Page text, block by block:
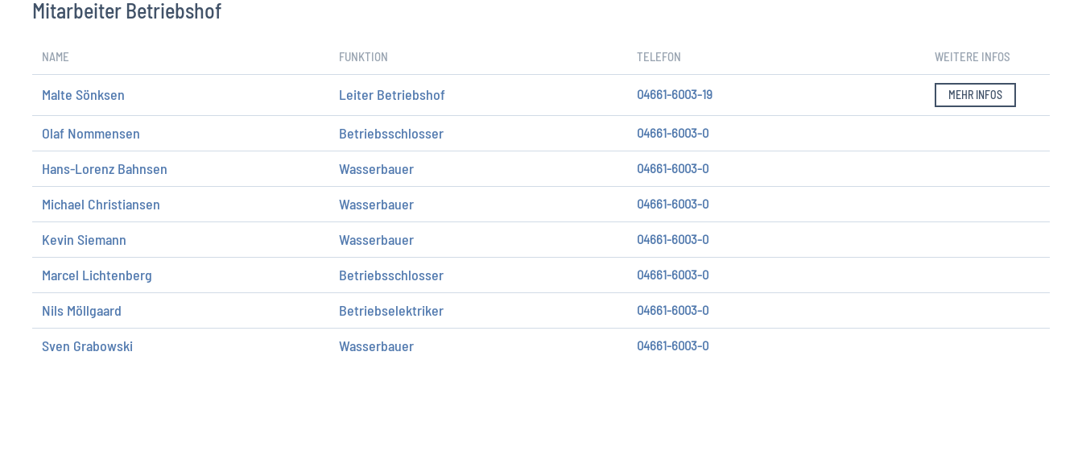
Mitarbeiter Betriebshof
NAME FUNKTION TELEFON WEITERE INFOS
Malte Sönksen Leiter Betriebshof 04661-6003-19 MEHR INFOS
Olaf Nommensen Betriebsschlosser 04661-6003-0
Hans-Lorenz Bahnsen Wasserbauer 04661-6003-0
Michael Christiansen Wasserbauer 04661-6003-0
Kevin Siemann Wasserbauer 04661-6003-0
Marcel Lichtenberg Betriebsschlosser 04661-6003-0
Nils Möllgaard Betriebselektriker 04661-6003-0
Sven Grabowski Wasserbauer 04661-6003-0